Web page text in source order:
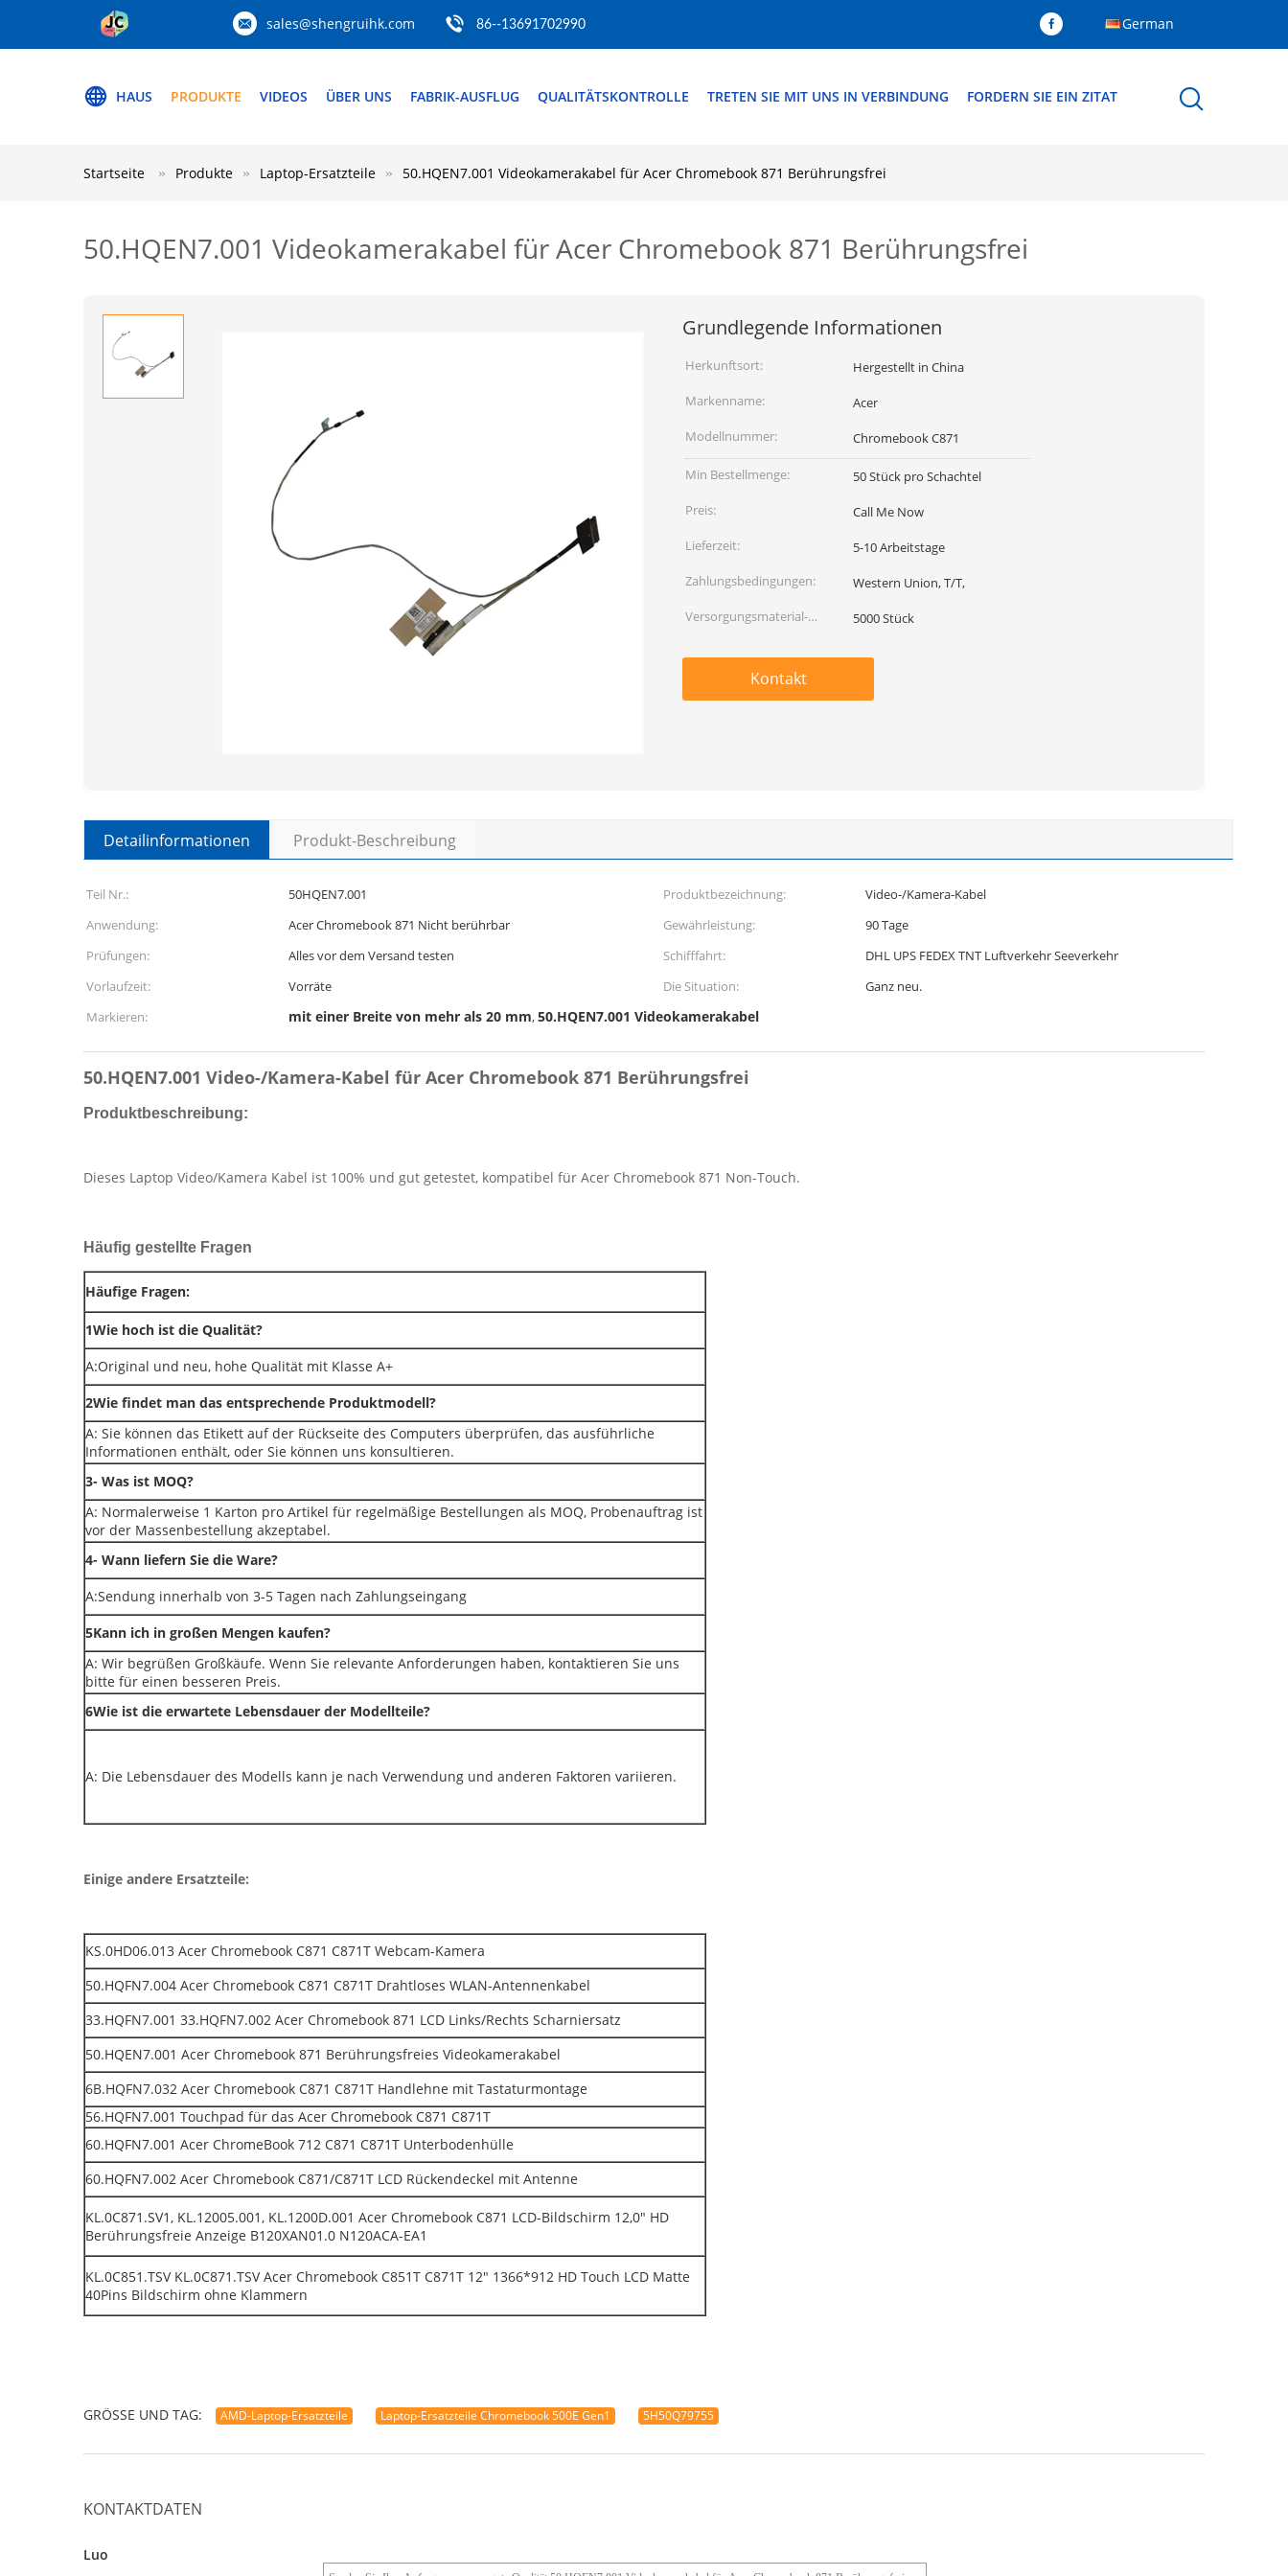
sales@shengruihk.com 86--13691702990 German
HAUS PRODUKTE VIDEOS ÜBER UNS FABRIK-AUSFLUG QUALITÄTSKONTROLLE TRETEN SIE MIT UNS IN VERBINDUNG FORDERN SIE EIN ZITAT
Startseite Produkte Laptop-Ersatzteile 50.HQEN7.001 Videokamerakabel für Acer Chromebook 871 Berührungsfrei
50.HQEN7.001 Videokamerakabel für Acer Chromebook 871 Berührungsfrei
Grundlegende Informationen
Herkunftsort:
Hergestellt in China
Markenname:
Acer
Modellnummer:
Chromebook C871
Min Bestellmenge:
50 Stück pro Schachtel
Preis:
Call Me Now
Lieferzeit:
5-10 Arbeitstage
Zahlungsbedingungen:
Western Union, T/T,
Versorgungsmaterial-
5000 Stück
Kontakt
Detailinformationen Produkt-Beschreibung
Teil Nr.: 50HQEN7.001 Produktbezeichnung:
Video-/Kamera-Kabel
Anwendung:
Acer Chromebook 871 Nicht berührbar Gewährleistung:
90 Tage
Prüfungen:
Alles vor dem Versand testen Schifffahrt:
DHL UPS FEDEX TNT Luftverkehr Seeverkehr
Vorlaufzeit:
Vorräte Die Situation:
Ganz neu.
Markieren:
mit einer Breite von mehr als 20 mm,50.HQEN7.001 Videokamerakabel
50.HQEN7.001 Video-/Kamera-Kabel für Acer Chromebook 871 Berührungsfrei
Produktbeschreibung:
Dieses Laptop Video/Kamera Kabel ist 100% und gut getestet, kompatibel für Acer Chromebook 871 Non-Touch.
Häufig gestellte Fragen
Häufige Fragen:
1Wie hoch ist die Qualität?
A:Original und neu, hohe Qualität mit Klasse A+
2Wie findet man das entsprechende Produktmodell?
A: Sie können das Etikett auf der Rückseite des Computers überprüfen, das ausführliche
Informationen enthält, oder Sie können uns konsultieren.
3- Was ist MOQ?
A: Normalerweise 1 Karton pro Artikel für regelmäßige Bestellungen als MOQ, Probenauftrag ist
vor der Massenbestellung akzeptabel.
4- Wann liefern Sie die Ware?
A:Sendung innerhalb von 3-5 Tagen nach Zahlungseingang
5Kann ich in großen Mengen kaufen?
A: Wir begrüßen Großkäufe. Wenn Sie relevante Anforderungen haben, kontaktieren Sie uns
bitte für einen besseren Preis.
6Wie ist die erwartete Lebensdauer der Modellteile?
A: Die Lebensdauer des Modells kann je nach Verwendung und anderen Faktoren variieren.
Einige andere Ersatzteile:
KS.0HD06.013 Acer Chromebook C871 C871T Webcam-Kamera
50.HQFN7.004 Acer Chromebook C871 C871T Drahtloses WLAN-Antennenkabel
33.HQFN7.001 33.HQFN7.002 Acer Chromebook 871 LCD Links/Rechts Scharniersatz
50.HQEN7.001 Acer Chromebook 871 Berührungsfreies Videokamerakabel
6B.HQFN7.032 Acer Chromebook C871 C871T Handlehne mit Tastaturmontage
56.HQFN7.001 Touchpad für das Acer Chromebook C871 C871T
60.HQFN7.001 Acer ChromeBook 712 C871 C871T Unterbodenhülle
60.HQFN7.002 Acer Chromebook C871/C871T LCD Rückendeckel mit Antenne
KL.0C871.SV1, KL.12005.001, KL.1200D.001 Acer Chromebook C871 LCD-Bildschirm 12,0" HD
Berührungsfreie Anzeige B120XAN01.0 N120ACA-EA1
KL.0C851.TSV KL.0C871.TSV Acer Chromebook C851T C871T 12" 1366*912 HD Touch LCD Matte
40Pins Bildschirm ohne Klammern
GRÖSSE UND TAG: AMD-Laptop-Ersatzteile Laptop-Ersatzteile Chromebook 500E Gen1 5H50Q79755
KONTAKTDATEN
Luo